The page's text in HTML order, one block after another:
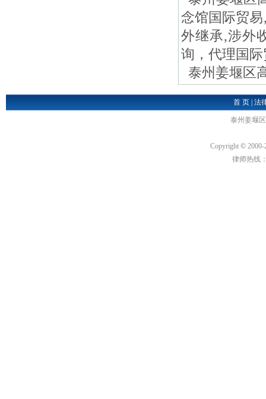
念馆国际贸
外继承,涉外
询，代理国
泰州姜堰区
首 页| 法
泰州姜堰
Copyright ©
律师热线